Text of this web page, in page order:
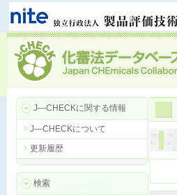
J―CHECKに関する情報
J―CHECKについて
更新履歴
検索